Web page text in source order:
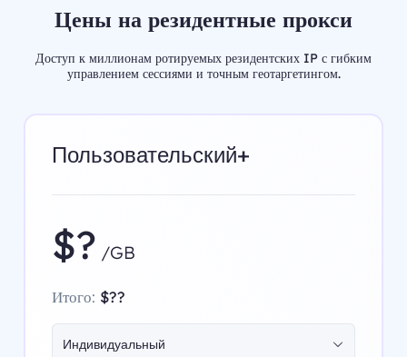
Цены на резидентные прокси
Доступ к миллионам ротируемых резидентских IP с гибким
управлением сессиями и точным геотаргетингом.
Пользовательский+
$? /GB
Итого: $??
Индивидуальный